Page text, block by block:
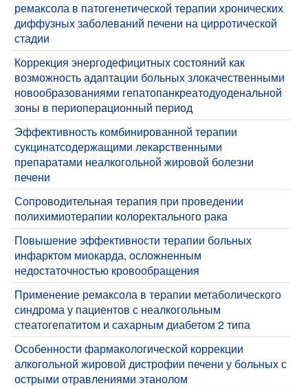
ремаксола в патогенетической терапии хронических
диффузных заболеваний печени на цирротической
стадии
​Коррекция энергодефицитных состояний как
возможность адаптации больных злокачественными
новообразованиями гепатопанкреатодуоденальной
зоны в периоперационный период
​Эффективность комбинированной терапии
сукцинатсодержащими лекарственными
препаратами неалкогольной жировой болезни
печени
​Сопроводительная терапия при проведении
полихимиотерапии колоректального рака
​Повышение эффективности терапии больных
инфарктом миокарда, осложненным
недостаточностью кровообращения
Применение ремаксола в терапии метаболического
синдрома у пациентов с неалкогольным
стеатогепатитом и сахарным диабетом 2 типа
Особенности фармакологической коррекции
алкогольной жировой дистрофии печени у больных с
острыми отравлениями этанолом